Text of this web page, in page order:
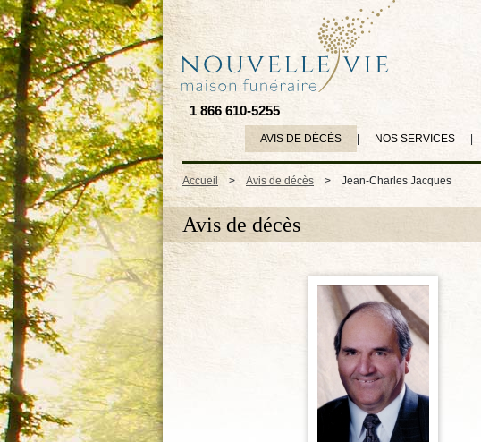
1 866 610-5255
AVIS DE DÉCÈS NOS SERVICES
Accueil > Avis de décès > Jean-Charles Jacques
Avis de décès